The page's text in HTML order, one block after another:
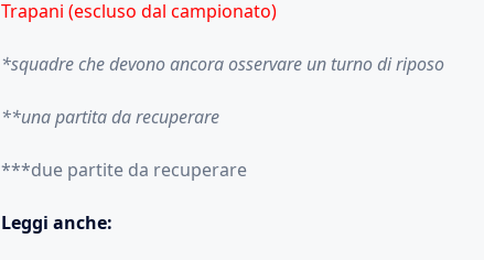
Trapani (escluso dal campionato)
*squadre che devono ancora osservare un turno di riposo
**una partita da recuperare
***due partite da recuperare
Leggi anche: